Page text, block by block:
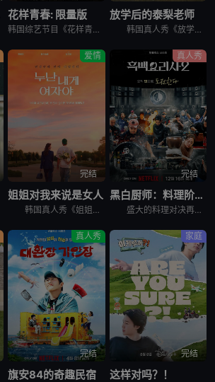
花样青春: 限量版
韩国综艺节目《花样青春: 限量版》的妙趣在于突发旅行。突然告诉出演者去旅行的日程，出演者带着制作组原封不动地给的每人10万韩元经费，于2026年2月24日通过频道十五夜直播被绑架到旅行地。出演人员是郑
放学后的泰梨老师
韩国真人秀《放学后的泰梨老师》讲述的，是金泰梨成为某乡村小学的戏剧班老师，给学生们上戏剧课的节目。 成为充满热情的演技老师金泰梨和可爱学生们展开的特别旅程，将为观众带来纯真的笑容和感动。
爱情
完结
姐姐对我来说是女人
韩国真人秀《姐姐对我来说是女人》讲述了，超越年龄差距这一现实的障碍，在爱情面前果敢坦率的姐弟恋男女们挑性真诚的恋爱细胞再生真人秀。
真人秀
完结
黑白厨师：料理阶级战争 第二季
盛大的料理对决再度展开，新一批“黑汤匙”厨师迎战实力坚强的“白汤匙”主厨。谁能在火热竞赛中脱颖而出？谁会黯然退场？
真人秀
完结
旗安84的奇趣民宿
家庭
完结
这样对吗？！